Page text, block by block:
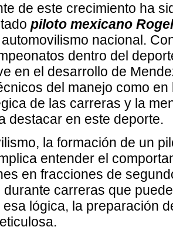
de este crecimiento ha
piloto mexicano
nacional.
dentro del
en el desarrollo de
del manejo como
de las carreras y la
destacar en este deporte.
la formación de un
entender el
en fracciones de
carreras que
lógica, la preparación